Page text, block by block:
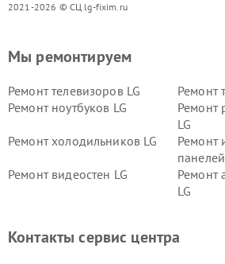
2021-2026 © СЦ lg-fixim.ru
Мы ремонтируем
Ремонт телевизоров LG
Ремонт
Ремонт ноутбуков LG
Ремонт
LG
Ремонт холодильников LG
Ремонт
Ремонт видеостен LG
Ремонт
LG
Ремонт морозильных камер
Ремонт
Контакты сервис центра